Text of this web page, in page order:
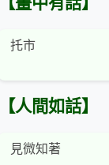
托市
【人間如話】
見微知著